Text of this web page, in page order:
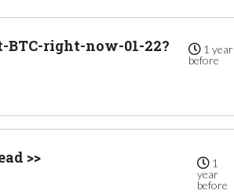
BTC-right-now-01-22?
1 year
before
>>
1
year
before